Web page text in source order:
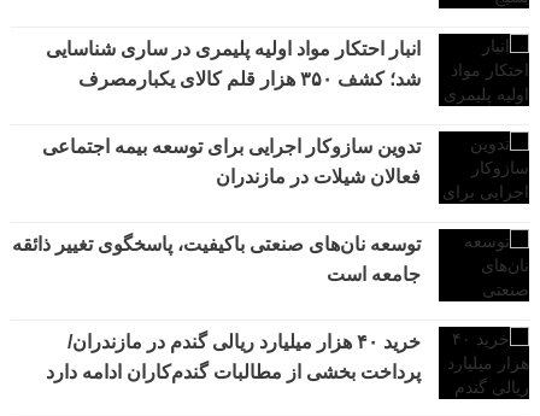
انبار احتکار مواد اولیه پلیمری در ساری شناسایی
شد؛ کشف ۳۵۰ هزار قلم کالای یکبارمصرف
تدوین سازوکار اجرایی برای توسعه بیمه اجتماعی
فعالان شیلات در مازندران
توسعه نان‌های صنعتی باکیفیت، پاسخگوی تغییر ذائقه
جامعه است
خرید ۴۰ هزار میلیارد ریالی گندم در مازندران/
پرداخت بخشی از مطالبات گندم‌کاران ادامه دارد